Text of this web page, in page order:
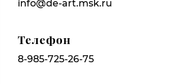
info@de-art.msk.ru
Телефон
8-985-725-26-75